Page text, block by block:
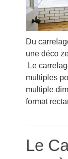
Du
une déco
Le
multiples
multiple
format
Le